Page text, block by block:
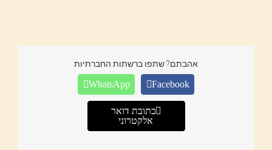
אהבתם? שתפו ברשתות החברתיות
Facebook
WhatsApp
כתובת דואר
אלקטרוני